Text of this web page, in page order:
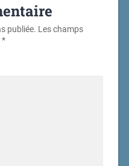
publiée. Les champs
*